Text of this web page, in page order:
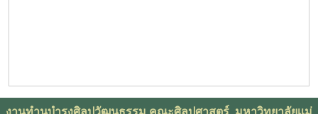
งานทำนุบำรุงศิลปวัฒนธรรม คณะศิลปศาสตร์ มหาวิทยาลัยเเม่